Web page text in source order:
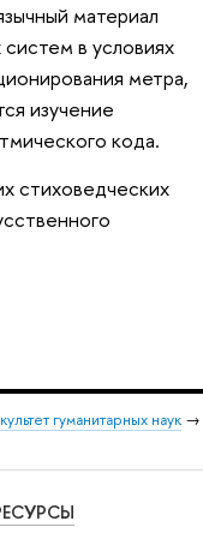
материал
в условиях
метра,
изучение
кода.
стиховедческих
гуманитарных наук →